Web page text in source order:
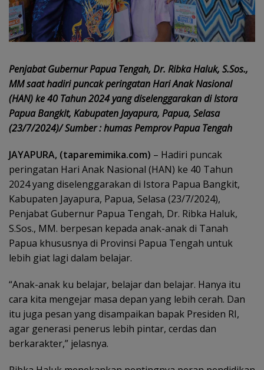
Penjabat Gubernur Papua Tengah, Dr. Ribka Haluk, S.Sos.,
MM saat hadiri puncak peringatan Hari Anak Nasional
(HAN) ke 40 Tahun 2024 yang diselenggarakan di Istora
Papua Bangkit, Kabupaten Jayapura, Papua, Selasa
(23/7/2024)/ Sumber : humas Pemprov Papua Tengah
JAYAPURA, (taparemimika.com) – Hadiri puncak
peringatan Hari Anak Nasional (HAN) ke 40 Tahun
2024 yang diselenggarakan di Istora Papua Bangkit,
Kabupaten Jayapura, Papua, Selasa (23/7/2024),
Penjabat Gubernur Papua Tengah, Dr. Ribka Haluk,
S.Sos., MM. berpesan kepada anak-anak di Tanah
Papua khususnya di Provinsi Papua Tengah untuk
lebih giat lagi dalam belajar.
“Anak-anak ku belajar, belajar dan belajar. Hanya itu
cara kita mengejar masa depan yang lebih cerah. Dan
itu juga pesan yang disampaikan bapak Presiden RI,
agar generasi penerus lebih pintar, cerdas dan
berkarakter,” jelasnya.